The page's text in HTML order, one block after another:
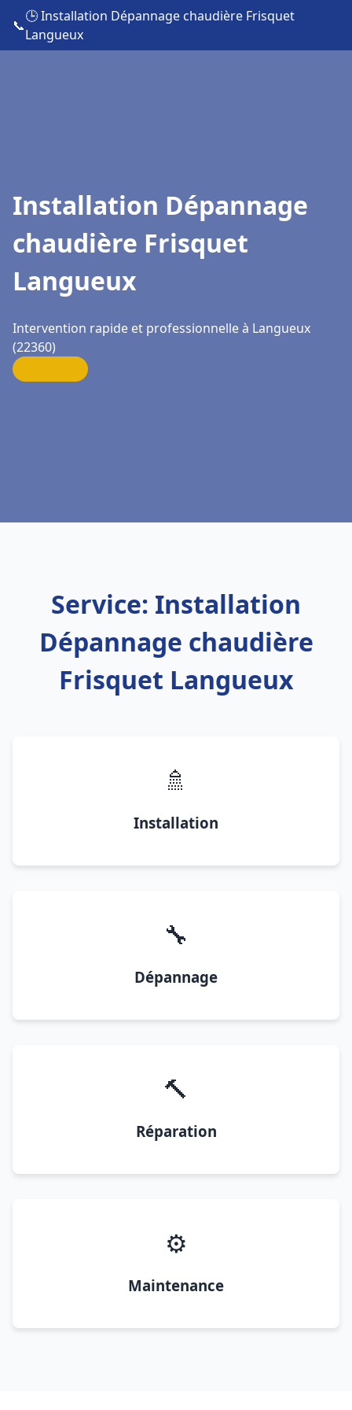
📞
🕒 Installation Dépannage chaudière Frisquet
Langueux
Installation Dépannage
chaudière Frisquet
Langueux
Intervention rapide et professionnelle à Langueux
(22360)
Service: Installation
Dépannage chaudière
Frisquet Langueux
🚿
Installation
🔧
Dépannage
🔨
Réparation
⚙️
Maintenance